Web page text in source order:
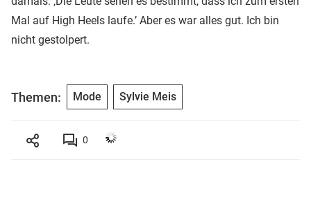
Mal auf High Heels laufe.’ Aber es war alles gut. Ich bin
nicht gestolpert.
Themen: Mode Sylvie Meis
0